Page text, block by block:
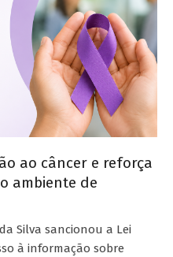
ao câncer e reforça
ambiente de
Silva sancionou a Lei
à informação sobre